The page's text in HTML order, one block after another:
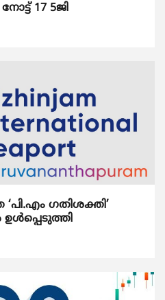
17 5ജി
ഗതിശക്തി’
ഉൾപ്പെടുത്തി